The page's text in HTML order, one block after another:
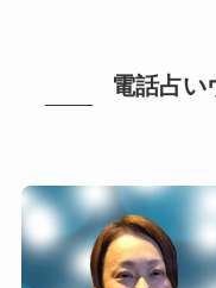
電話占い